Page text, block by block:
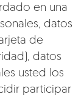
en una
datos
de
datos
usted los
participar